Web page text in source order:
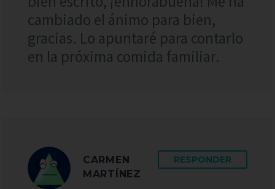
cambiado el ánimo para bien,
gracias. Lo apuntaré para contarlo
en la próxima comida familiar.
CARMEN
MARTÍNEZ
RESPONDER